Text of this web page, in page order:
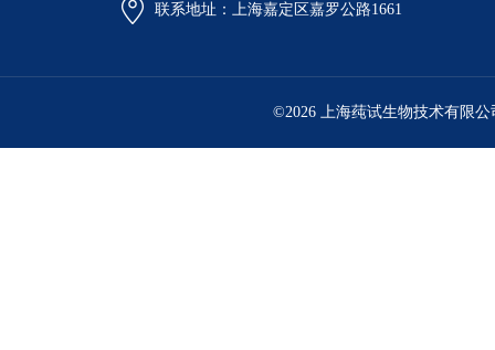
联系地址：上海嘉定区嘉罗公路1661
©2026 上海莼试生物技术有限